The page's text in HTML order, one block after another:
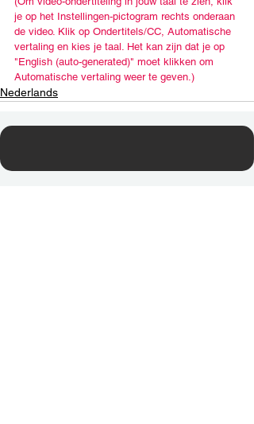
je op het Instellingen-pictogram rechts onderaan
de video. Klik op Ondertitels/CC, Automatische
vertaling en kies je taal. Het kan zijn dat je op
"English (auto-generated)" moet klikken om
Automatische vertaling weer te geven.)
Nederlands